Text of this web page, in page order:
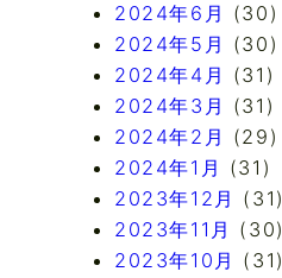
2024年6月 (30)
2024年5月 (30)
2024年4月 (31)
2024年3月 (31)
2024年2月 (29)
2024年1月 (31)
2023年12月 (31)
2023年11月 (30)
2023年10月 (31)